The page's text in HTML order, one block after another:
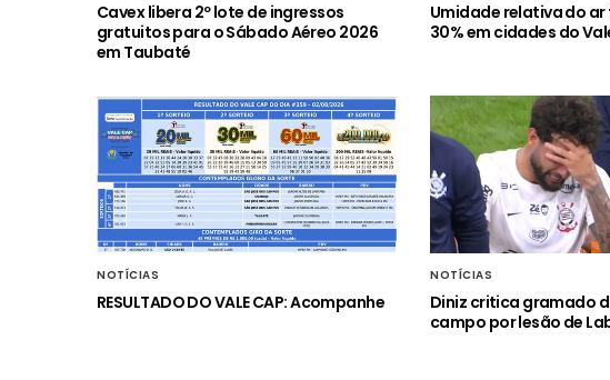
Cavex libera 2º lote de ingressos
gratuitos para o Sábado Aéreo 2026
em Taubaté
Umidade relativa do
30% em cidades do
NOTÍCIAS
RESULTADO DO VALE CAP: Acompanhe
NOTÍCIAS
Diniz critica gramado
campo por lesão de